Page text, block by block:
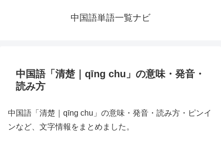
中国語単語一覧ナビ
中国語「清楚｜qīng chu」の意味・発音・
読み方
中国語「清楚｜qīng chu」の意味・発音・読み方・ピンイ
ンなど、文字情報をまとめました。